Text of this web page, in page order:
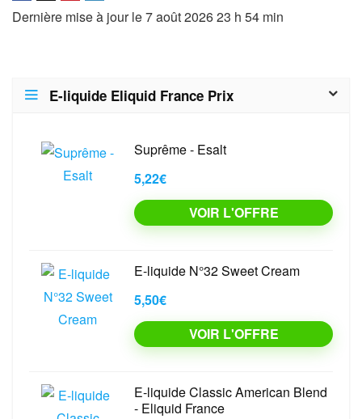
Dernière mise à jour le 7 août 2026 23 h 54 min
E-liquide Eliquid France Prix
Suprême - Esalt
5,22€
VOIR L'OFFRE
E-liquide N°32 Sweet Cream
5,50€
VOIR L'OFFRE
E-liquide Classic American Blend
- Eliquid France